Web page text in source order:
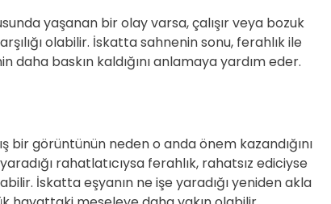
yaşanan bir olay varsa, çalışır veya bozuk
olabilir. İskatta sahnenin sonu, ferahlık ile
daha baskın kaldığını anlamaya yardım eder.
bir görüntünün neden o anda önem kazandığını
rahatlatıcıysa ferahlık, rahatsız ediciyse
İskatta eşyanın ne işe yaradığı yeniden akla